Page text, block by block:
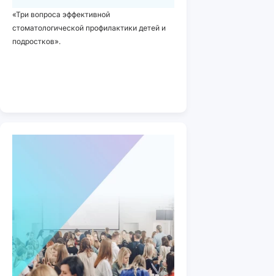
«Три вопроса эффективной
стоматологической профилактики детей и
подростков».